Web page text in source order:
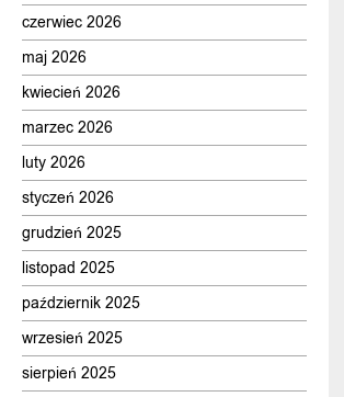
czerwiec 2026
maj 2026
kwiecień 2026
marzec 2026
luty 2026
styczeń 2026
grudzień 2025
listopad 2025
październik 2025
wrzesień 2025
sierpień 2025